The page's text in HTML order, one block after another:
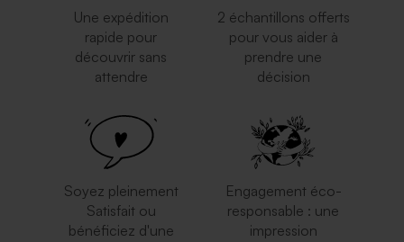
Une expédition
rapide pour
découvrir sans
attendre
2 échantillons offerts
pour vous aider à
prendre une
décision
Soyez pleinement
Satisfait ou
bénéficiez d'une
Engagement éco-
responsable : une
impression